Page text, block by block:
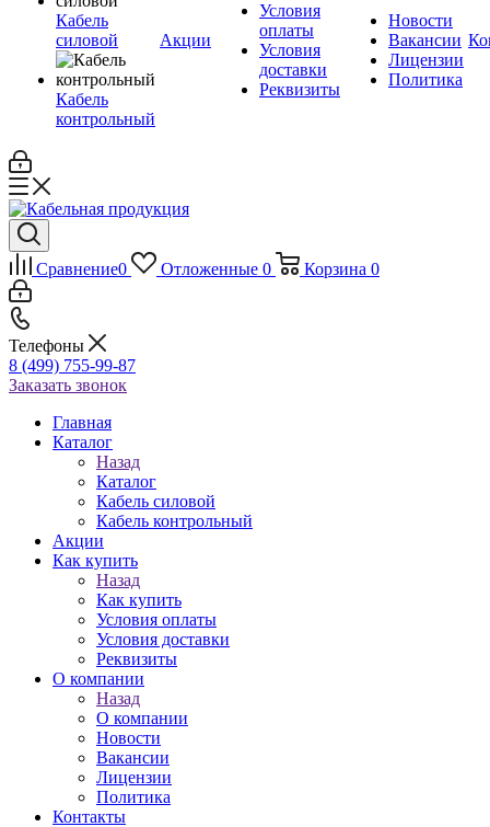
Кабель
силовой
Кабель
контрольный
Акции
Условия
оплаты
Условия
доставки
Реквизиты
Новости
Вакансии
Лицензии
Политика
Сравнение0 Отложенные 0 Корзина 0
Телефоны
8 (499) 755-99-87
Заказать звонок
Главная
Каталог
Назад
Каталог
Кабель силовой
Кабель контрольный
Акции
Как купить
Назад
Как купить
Условия оплаты
Условия доставки
Реквизиты
О компании
Назад
О компании
Новости
Вакансии
Лицензии
Политика
Контакты